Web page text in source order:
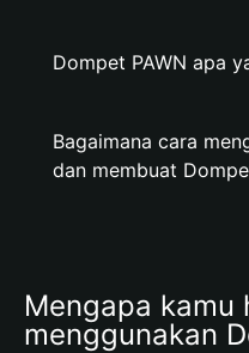
Dompet PAWN apa
Bagaimana cara
dan membuat
Mengapa kamu
menggunakan